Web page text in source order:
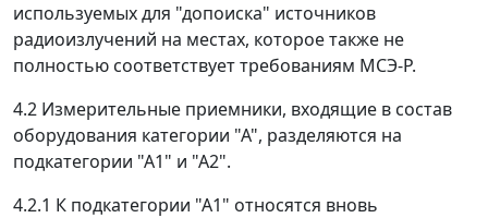
используемых для "допоиска" источников
радиоизлучений на местах, которое также не
полностью соответствует требованиям МСЭ-Р.
4.2 Измерительные приемники, входящие в состав
оборудования категории "А", разделяются на
подкатегории "А1" и "А2".
4.2.1 К подкатегории "А1" относятся вновь